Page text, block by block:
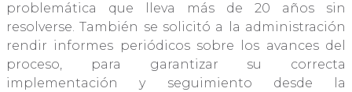
problemática que lleva más de 20 años sin
resolverse. También se solicitó a la administración
rendir informes periódicos sobre los avances del
proceso, para garantizar su correcta
implementación y seguimiento desde la